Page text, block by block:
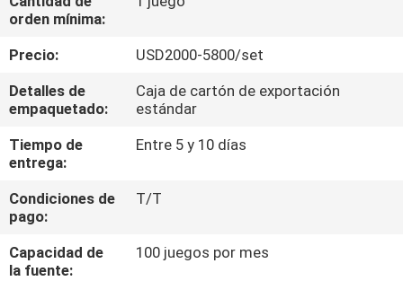
FÁBRICA
CONTROL
DE
CALIDAD
ÉNTRENOS
EN
CONTACTO
orden mínima:
Precio:
USD2000-5800/set
Detalles de
empaquetado:
Caja de cartón de exportación
estándar
Tiempo de
entrega:
Entre 5 y 10 días
Condiciones de
pago:
T/T
Capacidad de
la fuente:
100 juegos por mes